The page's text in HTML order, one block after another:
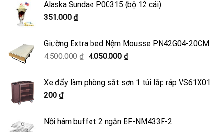
Alaska Sundae P00315 (bộ 12 cái)
351.000 ₫
Giường Extra bed Nệm Mousse PN42G04-20CM
4.500.000₫ Giá
4.500.000 ₫.
4.050.000 ₫Giá
là:
Xe đẩy làm phòng sắt sơn 1 túi lắp ráp VS61X01
200 ₫
Nồi hâm buffet 2 ngăn BF-NM433F-2